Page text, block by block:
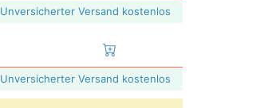
Unversicherter Versand kostenlos
Unversicherter Versand kostenlos